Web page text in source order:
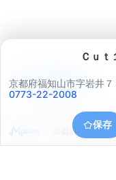
Ｃｕ
京都府福知山市字岩井７
0773-22-2008
保存
京都府福知山市
アプリで見る